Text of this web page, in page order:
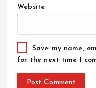
Website
Save my name,
for the next time I